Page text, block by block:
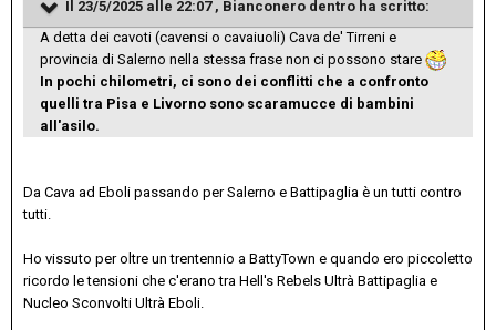
Il 23/5/2025 alle 22:07 , Bianconero dentro ha scritto:
A detta dei cavoti (cavensi o cavaiuoli) Cava de' Tirreni e
provincia di Salerno nella stessa frase non ci possono stare
In pochi chilometri, ci sono dei conflitti che a confronto
quelli tra Pisa e Livorno sono scaramucce di bambini
all'asilo.
Da Cava ad Eboli passando per Salerno e Battipaglia è un tutti contro
tutti.
Ho vissuto per oltre un trentennio a BattyTown e quando ero piccoletto
ricordo le tensioni che c'erano tra Hell's Rebels Ultrà Battipaglia e
Nucleo Sconvolti Ultrà Eboli.